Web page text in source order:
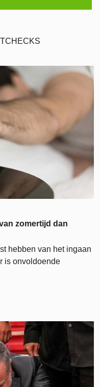
zomertijd dan
hebben van het ingaan
is onvoldoende